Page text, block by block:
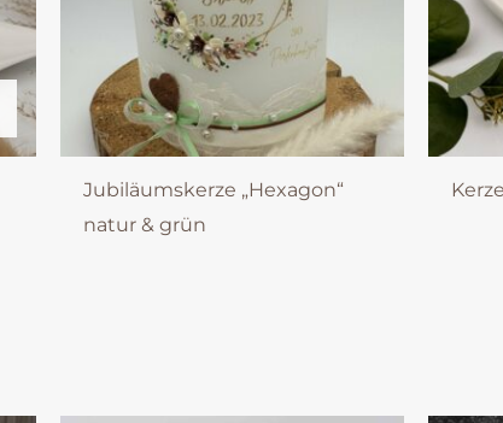
Jubiläumskerze „Hexagon“
natur & grün